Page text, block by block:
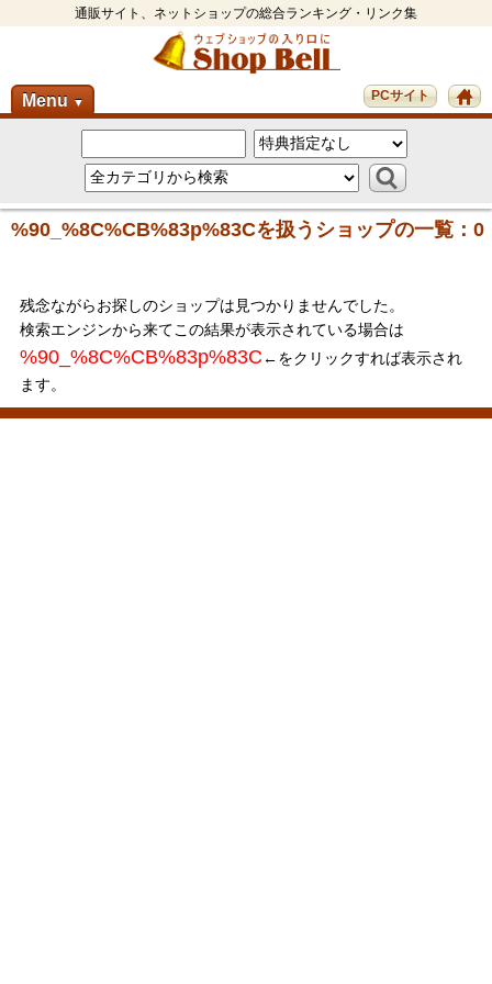
通販サイト、ネットショップの総合ランキング・リンク集
Menu ▼ PCサイト
%90_%8C%CB%83p%83Cを扱うショップの一覧：0
残念ながらお探しのショップは見つかりませんでした。
検索エンジンから来てこの結果が表示されている場合は
%90_%8C%CB%83p%83C ←をクリックすれば表示され
ます。